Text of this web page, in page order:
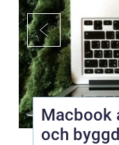
Macbook
och